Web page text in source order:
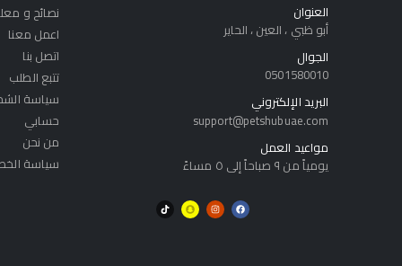
العنوان
أبو ظبي ، العين ، الحاير
الجوال
0501580010
البريد الإلكتروني
support@petshubuae.com
مواعيد العمل
يومياً من ٩ صباحاً إلى ٥ مساءً
نصائح و
اعمل معنا
اتصل بنا
تتبع الطلب
سياسة
حسابي
من نحن
سياسة